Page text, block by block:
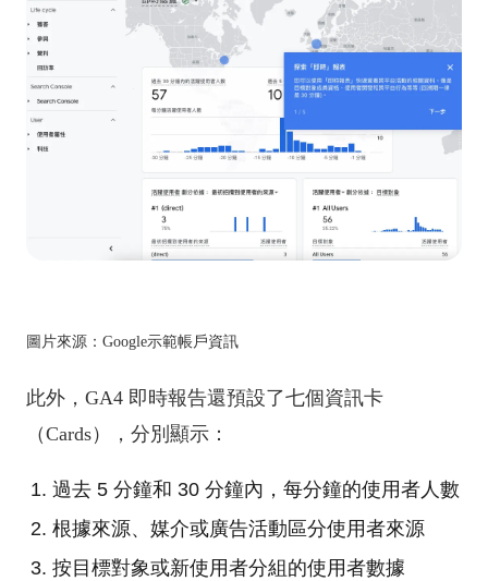
圖片來源：Google示範帳戶資訊
此外，GA4 即時報告還預設了七個資訊卡
（Cards），分別顯示：
過去 5 分鐘和 30 分鐘內，每分鐘的使用者人數
根據來源、媒介或廣告活動區分使用者來源
按目標對象或新使用者分組的使用者數據